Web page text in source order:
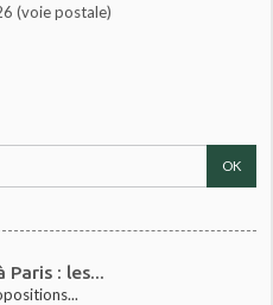
(voie postale)
Paris : les...